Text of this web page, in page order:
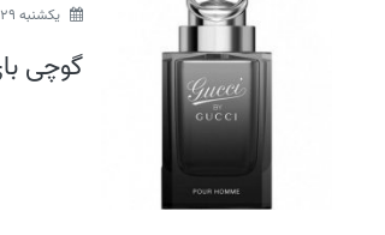
يكشنبه 29 آبان 1401
گوچی